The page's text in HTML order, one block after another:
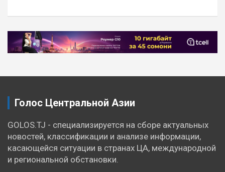
Голос Центральной Азии
GOLOS.TJ - специализируется на сборе актуальных
новостей, классификации и анализе информации,
касающейся ситуации в странах ЦА, международной
и региональной обстановки.